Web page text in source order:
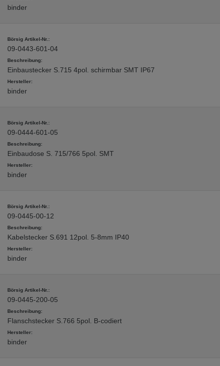
binder
09-0443-601-04
Einbaustecker S.715 4pol. schirmbar SMT IP67
binder
09-0444-601-05
Einbaudose S. 715/766 5pol. SMT
binder
09-0445-00-12
Kabelstecker S.691 12pol. 5-8mm IP40
binder
09-0445-200-05
Flanschstecker S.766 5pol. B-codiert
binder